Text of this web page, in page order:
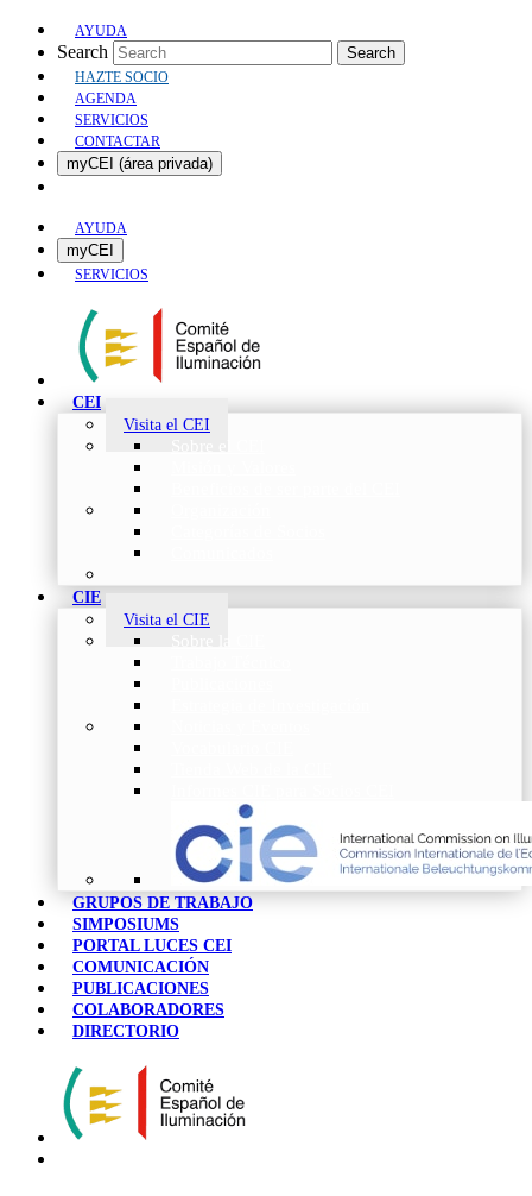
AYUDA
Search Search
HAZTE SOCIO
AGENDA
SERVICIOS
CONTACTAR
myCEI (área privada)
AYUDA
myCEI
SERVICIOS
CEI
Visita el CEI
CIE
Visita el CIE
GRUPOS DE TRABAJO
SIMPOSIUMS
PORTAL LUCES CEI
COMUNICACIÓN
PUBLICACIONES
COLABORADORES
DIRECTORIO